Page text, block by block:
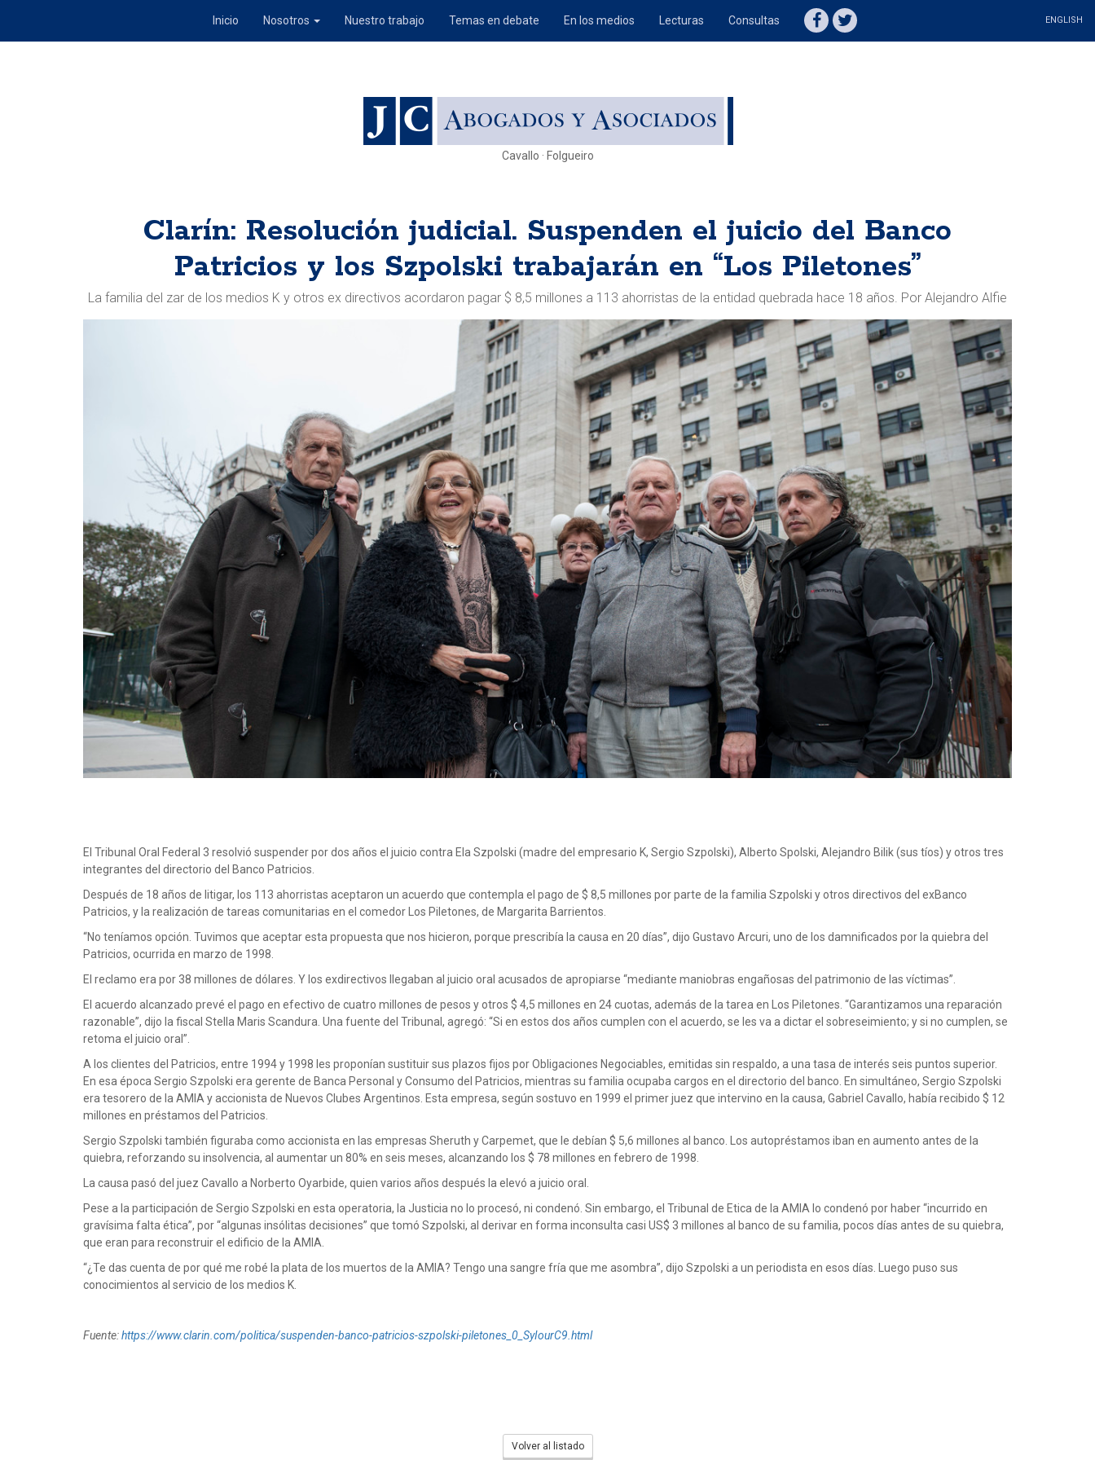
ENGLISH
Inicio Nosotros Nuestro trabajo Temas en debate En los medios Lecturas Consultas
Cavallo · Folgueiro
Clarín: Resolución judicial. Suspenden el juicio del Banco
Patricios y los Szpolski trabajarán en “Los Piletones”
La familia del zar de los medios K y otros ex directivos acordaron pagar $ 8,5 millones a 113 ahorristas de la entidad quebrada hace 18 años. Por Alejandro Alfie
El Tribunal Oral Federal 3 resolvió suspender por dos años el juicio contra Ela Szpolski (madre del empresario K, Sergio Szpolski), Alberto Spolski, Alejandro Bilik (sus tíos) y otros tres
integrantes del directorio del Banco Patricios.
Después de 18 años de litigar, los 113 ahorristas aceptaron un acuerdo que contempla el pago de $ 8,5 millones por parte de la familia Szpolski y otros directivos del exBanco
Patricios, y la realización de tareas comunitarias en el comedor Los Piletones, de Margarita Barrientos.
“No teníamos opción. Tuvimos que aceptar esta propuesta que nos hicieron, porque prescribía la causa en 20 días”, dijo Gustavo Arcuri, uno de los damnificados por la quiebra del
Patricios, ocurrida en marzo de 1998.
El reclamo era por 38 millones de dólares. Y los exdirectivos llegaban al juicio oral acusados de apropiarse “mediante maniobras engañosas del patrimonio de las víctimas”.
El acuerdo alcanzado prevé el pago en efectivo de cuatro millones de pesos y otros $ 4,5 millones en 24 cuotas, además de la tarea en Los Piletones. “Garantizamos una reparación
razonable”, dijo la fiscal Stella Maris Scandura. Una fuente del Tribunal, agregó: “Si en estos dos años cumplen con el acuerdo, se les va a dictar el sobreseimiento; y si no cumplen, se
retoma el juicio oral”.
A los clientes del Patricios, entre 1994 y 1998 les proponían sustituir sus plazos fijos por Obligaciones Negociables, emitidas sin respaldo, a una tasa de interés seis puntos superior.
En esa época Sergio Szpolski era gerente de Banca Personal y Consumo del Patricios, mientras su familia ocupaba cargos en el directorio del banco. En simultáneo, Sergio Szpolski
era tesorero de la AMIA y accionista de Nuevos Clubes Argentinos. Esta empresa, según sostuvo en 1999 el primer juez que intervino en la causa, Gabriel Cavallo, había recibido $ 12
millones en préstamos del Patricios.
Sergio Szpolski también figuraba como accionista en las empresas Sheruth y Carpemet, que le debían $ 5,6 millones al banco. Los autopréstamos iban en aumento antes de la
quiebra, reforzando su insolvencia, al aumentar un 80% en seis meses, alcanzando los $ 78 millones en febrero de 1998.
La causa pasó del juez Cavallo a Norberto Oyarbide, quien varios años después la elevó a juicio oral.
Pese a la participación de Sergio Szpolski en esta operatoria, la Justicia no lo procesó, ni condenó. Sin embargo, el Tribunal de Etica de la AMIA lo condenó por haber “incurrido en
gravísima falta ética”, por “algunas insólitas decisiones” que tomó Szpolski, al derivar en forma inconsulta casi US$ 3 millones al banco de su familia, pocos días antes de su quiebra,
que eran para reconstruir el edificio de la AMIA.
“¿Te das cuenta de por qué me robé la plata de los muertos de la AMIA? Tengo una sangre fría que me asombra”, dijo Szpolski a un periodista en esos días. Luego puso sus
conocimientos al servicio de los medios K.
Fuente:https://www.clarin.com/politica/suspenden-banco-patricios-szpolski-piletones_0_SyIourC9.html
Volver al listado